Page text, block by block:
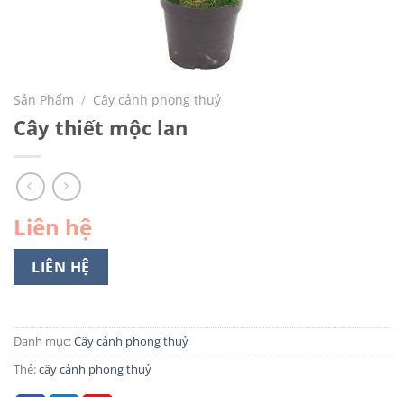
Sản Phẩm / Cây cảnh phong thuỷ
Cây thiết mộc lan
Liên hệ
LIÊN HỆ
Danh mục:Cây cảnh phong thuỷ
Thẻ:cây cảnh phong thuỷ